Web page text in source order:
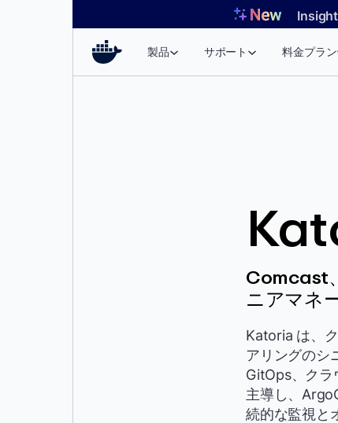
製品 サポート 料金プラン
Comcast
ニアマネ
Katoria は、
アリングのシ
GitOps、クラ
主導し、
続的な監視と